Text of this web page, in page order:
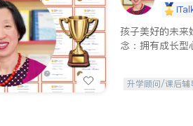
孩子美好的未来
念：拥有成长型
升学顾问/课后辅